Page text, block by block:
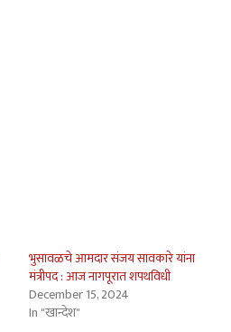
भुसावळचे आमदार संजय सावकारे यांना
मंत्रीपद : आज नागपूरात शपथविधी
December 15, 2024
In "खान्देश"